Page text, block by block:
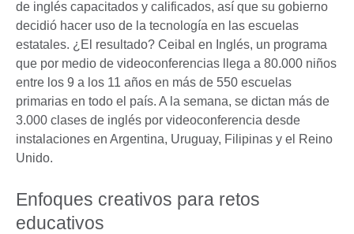
de inglés capacitados y calificados, así que su gobierno
decidió hacer uso de la tecnología en las escuelas
estatales. ¿El resultado? Ceibal en Inglés, un programa
que por medio de videoconferencias llega a 80.000 niños
entre los 9 a los 11 años en más de 550 escuelas
primarias en todo el país. A la semana, se dictan más de
3.000 clases de inglés por videoconferencia desde
instalaciones en Argentina, Uruguay, Filipinas y el Reino
Unido.
Enfoques creativos para retos
educativos